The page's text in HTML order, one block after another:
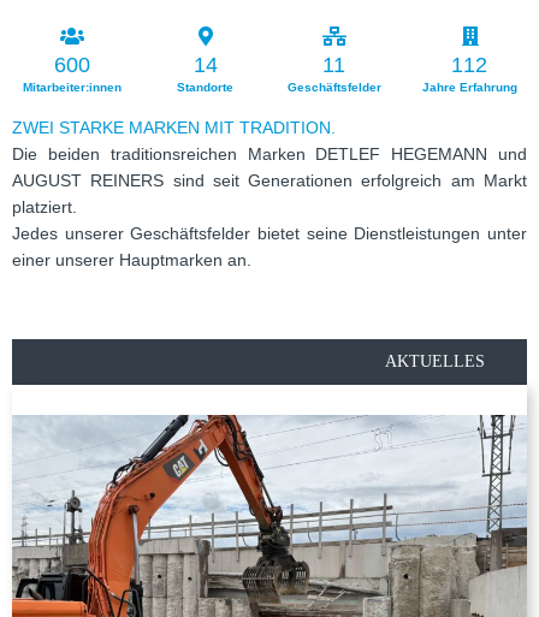
Mitarbeiter:innen
600
Stand­orte
14
Geschäfts­fel­der
11
Jahre Erfah­rung
112
ZWEI STARKE MARKEN MIT TRADITION.
Die bei­den tra­di­ti­ons­rei­chen Mar­ken DETLEF HEGEMANN und
AUGUST REINERS sind seit Gene­ra­tio­nen erfolg­reich am Markt
plat­ziert.
Jedes unse­rer Geschäfts­fel­der bie­tet seine Dienst­leis­tun­gen unter
einer unse­rer Haupt­mar­ken an.
AKTUELLES